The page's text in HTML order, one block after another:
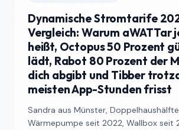
Dynamische Stromtarife
Vergleich: Warum
heißt, Octopus 50 Prozent
lädt, Rabot 80 Prozent der
dich abgibt und Tibber
meisten App-Stunden frisst
Sandra aus Münster, Doppelhaushälfte
Wärmepumpe seit 2022, Wallbox seit